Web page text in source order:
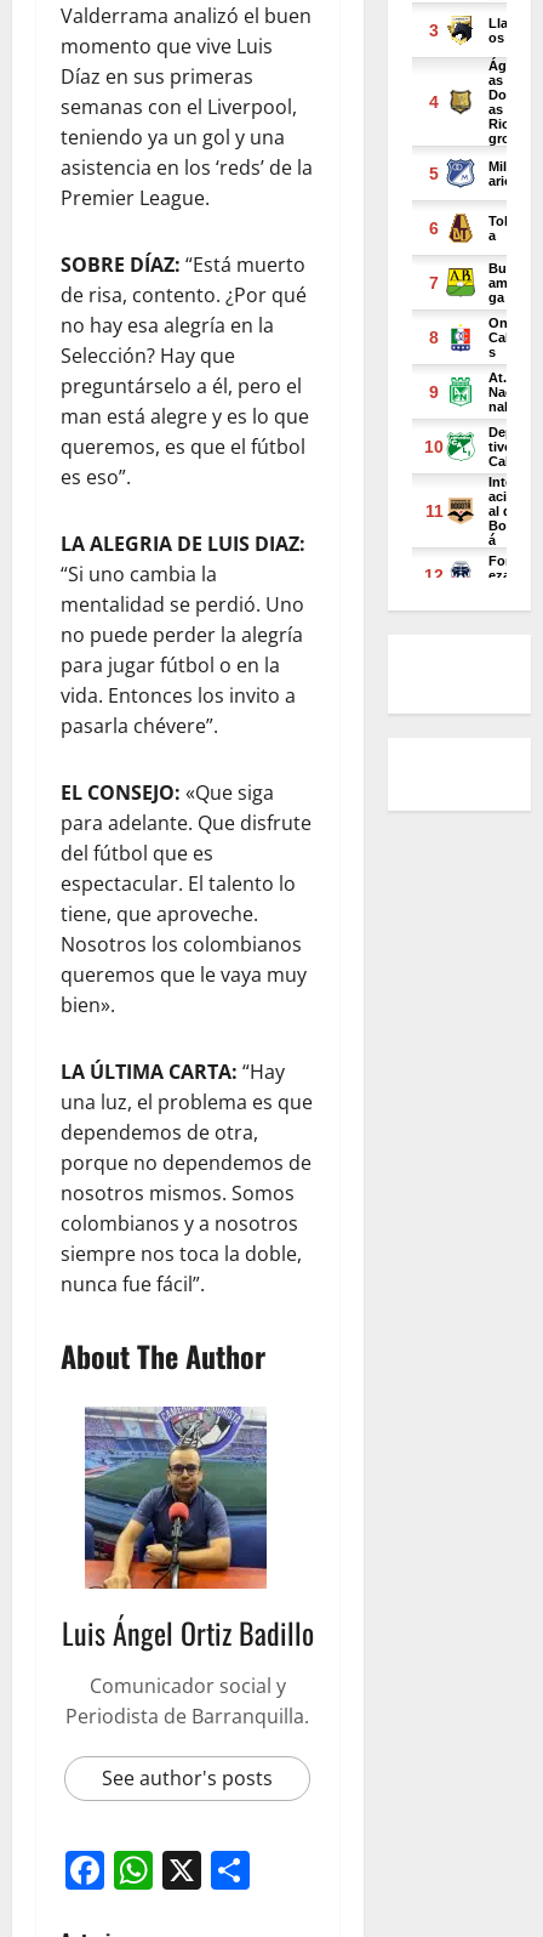
Valderrama analizó el buen
momento que vive Luis
Díaz en sus primeras
semanas con el Liverpool,
teniendo ya un gol y una
asistencia en los ‘reds’ de la
Premier League.
SOBRE DÍAZ: “Está muerto
de risa, contento. ¿Por qué
no hay esa alegría en la
Selección? Hay que
preguntárselo a él, pero el
man está alegre y es lo que
queremos, es que el fútbol
es eso”.
LA ALEGRIA DE LUIS DIAZ:
“Si uno cambia la
mentalidad se perdió. Uno
no puede perder la alegría
para jugar fútbol o en la
vida. Entonces los invito a
pasarla chévere”.
EL CONSEJO: «Que siga
para adelante. Que disfrute
del fútbol que es
espectacular. El talento lo
tiene, que aproveche.
Nosotros los colombianos
queremos que le vaya muy
bien».
LA ÚLTIMA CARTA: “Hay
una luz, el problema es que
dependemos de otra,
porque no dependemos de
nosotros mismos. Somos
colombianos y a nosotros
siempre nos toca la doble,
nunca fue fácil”.
About The Author
Luis Ángel Ortiz Badillo
Comunicador social y
Periodista de Barranquilla.
See author's posts
Facebook
WhatsApp
X